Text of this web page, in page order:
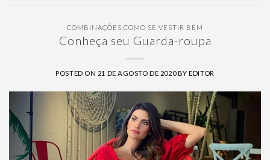
COMBINAÇÕES COMO SE VESTIR BEM
Conheça seu Guarda-roupa
POSTED ON 21 DE AGOSTO DE 2020 BYEDITOR